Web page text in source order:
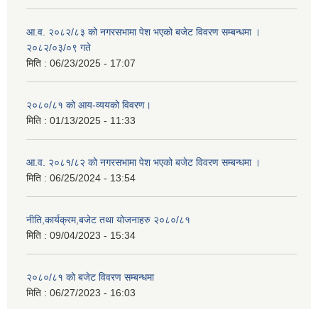
आ.व. २०८२/८३ को नगरसभामा पेश भएको बजेट विवरण सम्बन्धमा ।
२०८२/०३/०९ गते
मिति : 06/23/2025 - 17:07
२०८०/८१ को आय-व्ययको विवरण।
मिति : 01/13/2025 - 11:33
आ.व. २०८१/८२ को नगरसभामा पेश भएको बजेट विवरण सम्बन्धमा ।
मिति : 06/25/2024 - 13:54
नीति,कार्यक्रम,बजेट तथा योजनाहरु २०८०/८१
मिति : 09/04/2023 - 15:34
२०८०/८१ को बजेट विवरण सम्बन्धमा
मिति : 06/27/2023 - 16:03